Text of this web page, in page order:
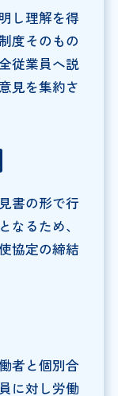
し理解を得
度そのもの
従業員へ説
見を集約さ
書の形で行
なるため、
協定の締結
者と個別合
に対し労働